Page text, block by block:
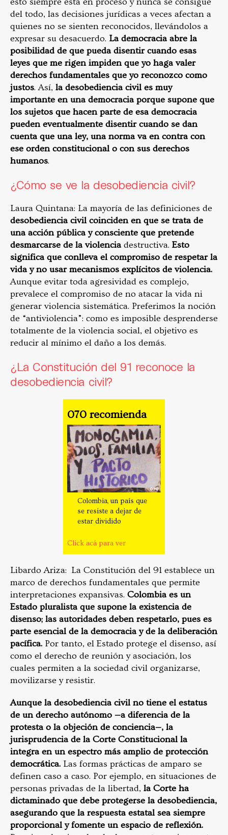
del todo, las decisiones jurídicas a veces afectan a
quienes no se sienten reconocidos, llevándolos a
expresar su desacuerdo. La democracia abre la
posibilidad de que pueda disentir cuando esas
leyes que me rigen impiden que yo haga valer
derechos fundamentales que yo reconozco como
justos. Así, la desobediencia civil es muy
importante en una democracia porque supone que
los sujetos que hacen parte de esa democracia
pueden eventualmente disentir cuando se dan
cuenta que una ley, una norma va en contra con
ese orden constitucional o con sus derechos
humanos.
¿Cómo se ve la desobediencia civil?
Laura Quintana: La mayoría de las definiciones de
desobediencia civil coinciden en que se trata de
una acción pública y consciente que pretende
desmarcarse de la violenciadestructiva. Esto
significa que conlleva el compromiso de respetar la
vida y no usar mecanismos explícitos de violencia.
Aunque evitar toda agresividad es complejo,
prevalece el compromiso de no atacar la vida ni
generar violencia sistemática. Preferimos la noción
de “antiviolencia”: como es imposible desprenderse
totalmente de la violencia social, el objetivo es
reducir al mínimo el daño a los demás.
¿La Constitución del 91 reconoce la
desobediencia civil?
070 recomienda
Colombia, un país que
se resiste a dejar de
estar dividido
Click acá para ver
Libardo Ariza: La Constitución del 91 establece un
marco de derechos fundamentales que permite
interpretaciones expansivas. Colombia es un
Estado pluralista que supone la existencia de
disenso; las autoridades deben respetarlo, pues es
parte esencial de la democracia y de la deliberación
pacífica. Por tanto, el Estado protege el disenso, así
como el derecho de reunión y asociación, los
cuales permiten a la sociedad civil organizarse,
movilizarse y resistir.
Aunque la desobediencia civil no tiene el estatus
de un derecho autónomo —a diferencia de la
protesta o la objeción de conciencia—, la
jurisprudencia de la Corte Constitucional la
integra en un espectro más amplio de protección
democrática. Las formas prácticas de amparo se
definen caso a caso. Por ejemplo, en situaciones de
personas privadas de la libertad, la Corte ha
dictaminado que debe protegerse la desobediencia,
asegurando que la respuesta estatal sea siempre
proporcional y fomente un espacio de reflexión.